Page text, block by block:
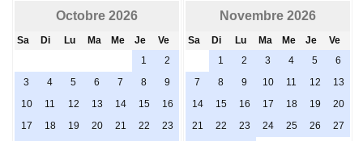
Octobre 2026
Sa Di Lu Ma Me Je
Ve
1
2
3
4 5 6 7 8
9
10
11 12 13 14 15
16
17
18 19 20 21 22
23
Novembre 2026
Sa Di Lu Ma Me Je
Ve
1
2 3 4 5
6
7
8 9 10 11 12
13
14
15 16 17 18 19
20
21
22 23 24 25 26
27